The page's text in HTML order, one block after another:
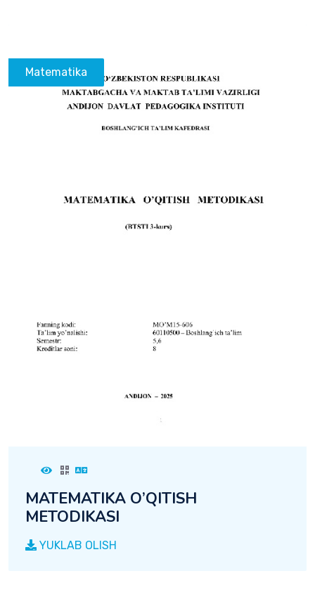
Matematika
MATEMATIKA O’QITISH
METODIKASI
YUKLAB OLISH